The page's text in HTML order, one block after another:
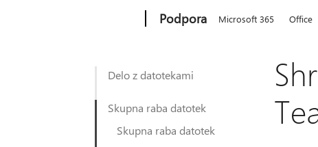
Podpora Microsoft 365 Office
Delo z datotekami
Skupna raba datotek
Skupna raba datotek